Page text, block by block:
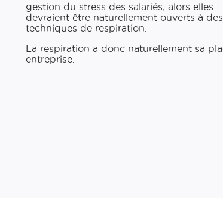
gestion du stress des salariés, alors elles
devraient être naturellement ouverts à des
techniques de respiration.
La respiration a donc naturellement sa
entreprise.